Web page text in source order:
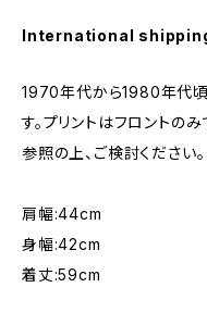
International
1970年代から1980年代頃
す。プリントはフロントの
参照の上、ご検討ください。
肩幅:44cm
身幅:42cm
着丈:59cm